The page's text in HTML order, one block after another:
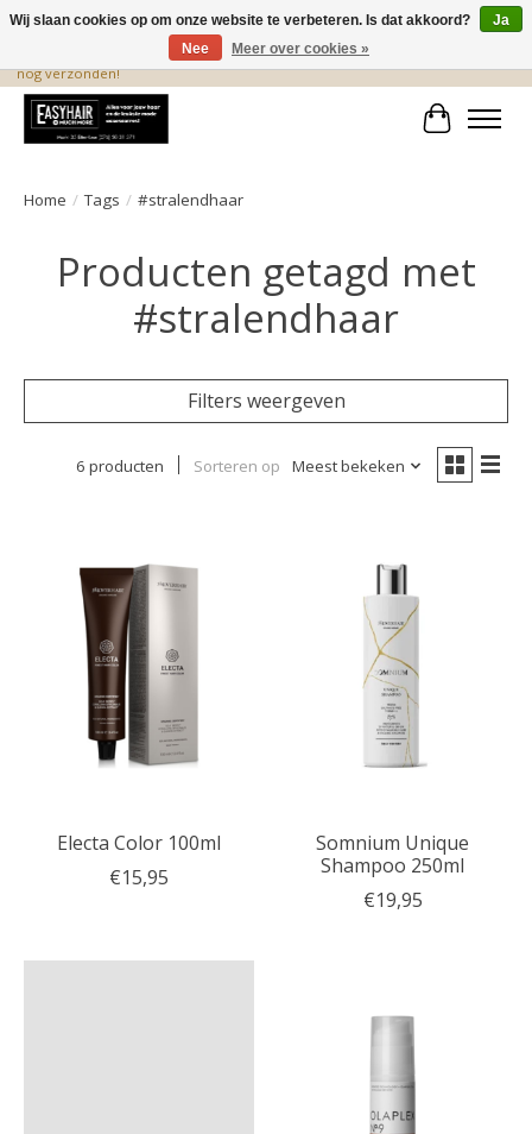
De beste produkten staan hier! Voor 15.00 uur besteld, wordt dezelfde dag
nog verzonden!
Home / Tags / #stralendhaar
Producten getagd met
#stralendhaar
Filters weergeven
6 producten Sorteren op Meest bekeken
Electa Color 100ml
€15,95
Somnium Unique
Shampoo 250ml
€19,95
Wij slaan cookies op om onze website te verbeteren. Is dat akkoord?
Ja
Nee
Meer over cookies »